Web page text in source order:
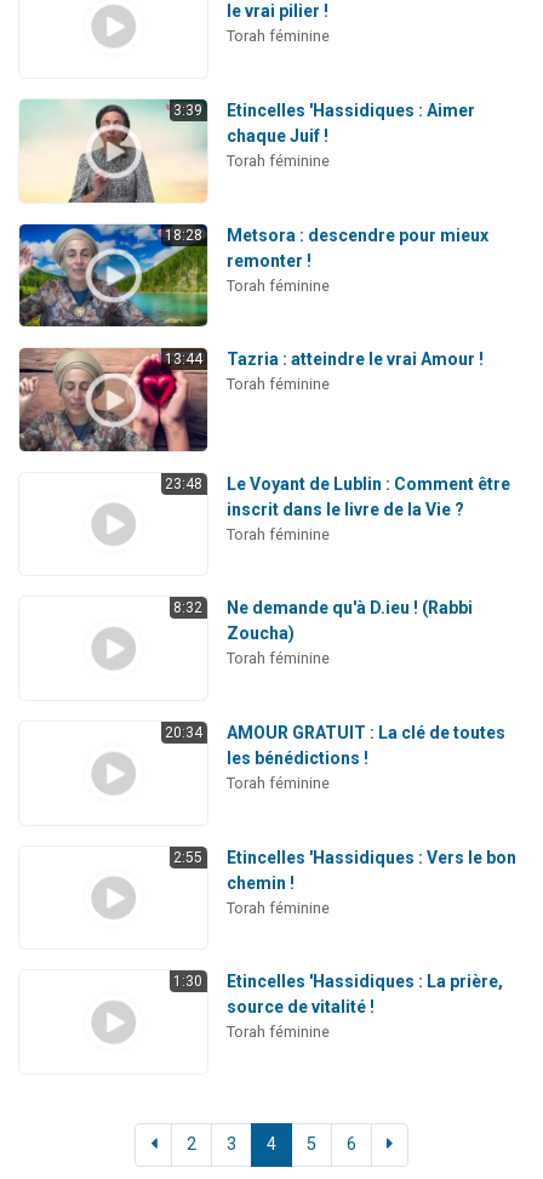
le vrai pilier !
Torah féminine
3:39
Etincelles 'Hassidiques : Aimer
chaque Juif !
Torah féminine
18:28
Metsora : descendre pour mieux
remonter !
Torah féminine
13:44 Tazria : atteindre le vrai Amour !
Torah féminine
23:48
Le Voyant de Lublin : Comment être
inscrit dans le livre de la Vie ?
Torah féminine
8:32
Ne demande qu'à D.ieu ! (Rabbi
Zoucha)
Torah féminine
20:34
AMOUR GRATUIT : La clé de toutes
les bénédictions !
Torah féminine
2:55
Etincelles 'Hassidiques : Vers le bon
chemin !
Torah féminine
1:30
Etincelles 'Hassidiques : La prière,
source de vitalité !
Torah féminine
2 3 4 5 6